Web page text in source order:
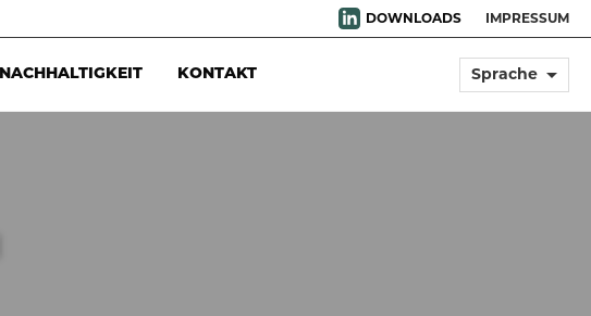
DOWNLOADS IMPRESSUM
NACHHALTIGKEIT KONTAKT Sprache arrow_drop_down